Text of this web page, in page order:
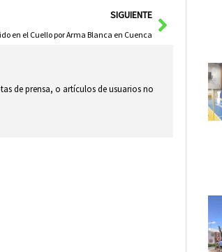
SIGUIENTE
en el Cuello por Arma Blanca en Cuenca
Siguiente
de prensa, o artículos de usuarios no